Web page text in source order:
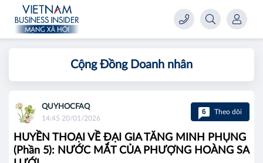
Cộng Đồng Doanh nhân
QUYHOCFAQ
14:45 20/01/2026
6 Theo dõi
HUYỀN THOẠI VỀ ĐẠI GIA TĂNG MINH PHỤNG
(Phần 5): NƯỚC MẮT CỦA PHƯỢNG HOÀNG SA